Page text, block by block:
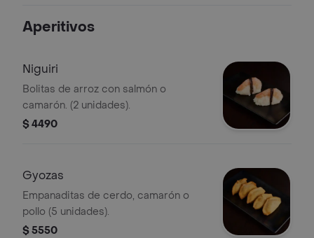
Aperitivos
Niguiri
Bolitas de arroz con salmón o
camarón. (2 unidades).
$ 4490
Gyozas
Empanaditas de cerdo, camarón o
pollo (5 unidades).
$ 5550